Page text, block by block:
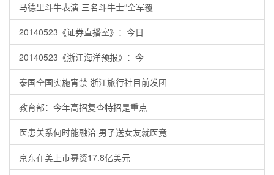
马德里斗牛表演 三名斗牛士“全军覆
20140523《证券直播室》：今日
20140523《浙江海洋预报》：今
泰国全国实施宵禁 浙江旅行社目前发团
教育部：今年高招复查特招是重点
医患关系何时能融洽 男子送女友就医竟
京东在美上市募资17.8亿美元